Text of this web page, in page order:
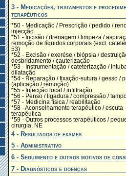
3 - Medicações, tratamentos e
terapêuticos
*50 - Medicação / Prescrição / pedido /
injecção
*51 - Incisão / drenagem / limpeza /
remoção de líquidos corporais (excl.
53)
*52 - Excisão / exerése / biópsia /
desbridamento / cauterização
*53 - Instrumentação / cateterização /
dilatação
*54 - Reparação / fixação-sutura / gesso /
(aplicação / remoção)
*55 - Injecção local / infiltração
*56 - Penso / ligadura / compressão /
*57 - Medicina física / reabilitação
*58 - Aconselhamento terapêutico / escuta
terapêutica
*59 - Outros processos terapêuticos /
cirurgia, NE
4 - Resultados de exames
5 - Administrativo
6 - Seguimento e outros motivos de
7 - Diagnósticos e doenças